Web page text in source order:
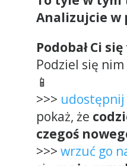
Analizujcie w
Podobał Ci
Podziel się
📱
>>> udostępnij
pokaż, że
czegoś
>>> wrzuć go